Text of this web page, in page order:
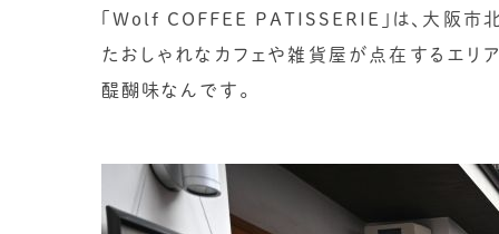
「Wolf COFFEE PATISSERIE」は、大阪市
たおしゃれなカフェや雑貨屋が点在するエリ
醍醐味なんです。